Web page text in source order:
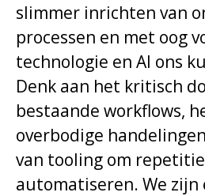
slimmer inrichten van
processen en met oog
technologie en AI ons
Denk aan het kritisch
bestaande workflows,
overbodige
van tooling om
automatiseren. We zijn